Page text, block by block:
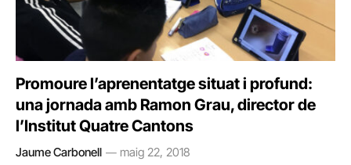
Promoure l’aprenentatge situat i profund:
una jornada amb Ramon Grau, director de
l’Institut Quatre Cantons
Jaume Carbonell maig 22, 2018